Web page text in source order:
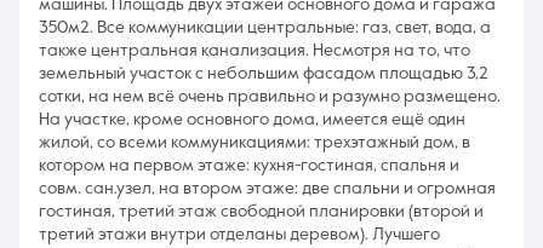
машины. Площадь двух этажей основного дома и гаража
350м2. Все коммуникации центральные: газ, свет, вода, а
также центральная канализация. Несмотря на то, что
земельный участок с небольшим фасадом площадью 3,2
сотки, на нем всё очень правильно и разумно размещено.
На участке, кроме основного дома, имеется ещё один
жилой, со всеми коммуникациями: трехэтажный дом, в
котором на первом этаже: кухня-гостиная, спальня и
совм. сан.узел, на втором этаже: две спальни и огромная
гостиная, третий этаж свободной планировки (второй и
третий этажи внутри отделаны деревом). Лучшего